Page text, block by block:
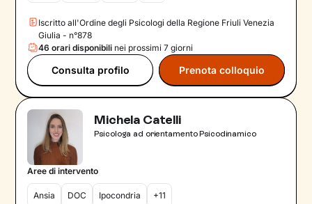
Iscritto all'Ordine degli Psicologi della Regione Friuli Venezia
Giulia - n°878
46 orari disponibili nei prossimi 7 giorni
Consulta profilo Prenota colloquio
Michela Catelli
Psicologa ad orientamento Psicodinamico
Aree di intervento
Ansia DOC Ipocondria +11